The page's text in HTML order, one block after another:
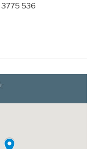
3775 536